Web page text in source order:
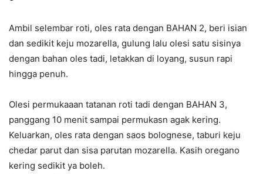
Ambil selembar roti, oles rata dengan BAHAN 2, beri isian
dan sedikit keju mozarella, gulung lalu olesi satu sisinya
dengan bahan oles tadi, letakkan di loyang, susun rapi
hingga penuh.
Olesi permukaaan tatanan roti tadi dengan BAHAN 3,
panggang 10 menit sampai permukasn agak kering.
Keluarkan, oles rata dengan saos bolognese, taburi keju
chedar parut dan sisa parutan mozarella. Kasih oregano
kering sedikit ya boleh.